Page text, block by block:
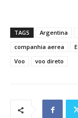
TAGS Argentina
companhia aerea
Voo
voo direto